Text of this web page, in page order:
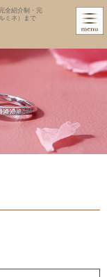
全紹介制・完
ミネ）まで